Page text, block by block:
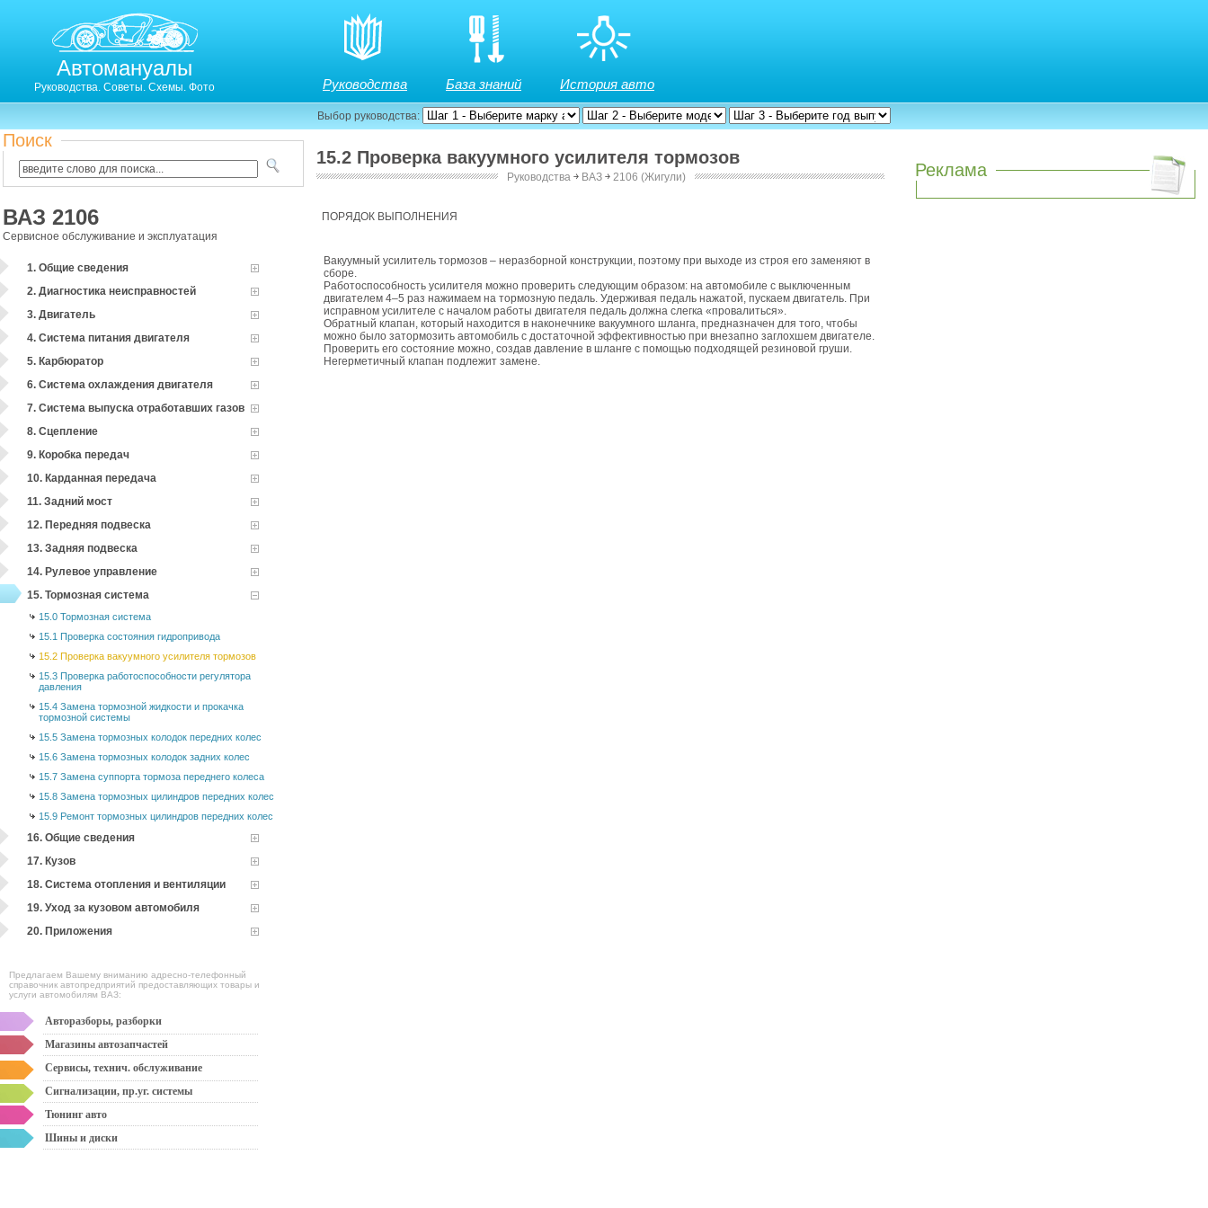
Автомануалы
Руководства. Советы. Схемы. Фото Руководства База знаний История авто
Выбор руководства:
Поиск
ВАЗ 2106
Сервисное обслуживание и эксплуатация
1. Общие сведения
2. Диагностика неисправностей
3. Двигатель
4. Система питания двигателя
5. Карбюратор
6. Система охлаждения двигателя
7. Система выпуска отработавших газов
8. Сцепление
9. Коробка передач
10. Карданная передача
11. Задний мост
12. Передняя подвеска
13. Задняя подвеска
14. Рулевое управление
15. Тормозная система
15.0 Тормозная система
15.1 Проверка состояния гидропривода
15.2 Проверка вакуумного усилителя тормозов
15.3 Проверка работоспособности регулятора
давления
15.4 Замена тормозной жидкости и прокачка
тормозной системы
15.5 Замена тормозных колодок передних колес
15.6 Замена тормозных колодок задних колес
15.7 Замена суппорта тормоза переднего колеса
15.8 Замена тормозных цилиндров передних колес
15.9 Ремонт тормозных цилиндров передних колес
16. Общие сведения
17. Кузов
18. Система отопления и вентиляции
19. Уход за кузовом автомобиля
20. Приложения
Предлагаем Вашему вниманию адресно-телефонный
справочник автопредприятий предоставляющих товары и
услуги автомобилям ВАЗ:
Авторазборы, разборки
Магазины автозапчастей
Сервисы, технич. обслуживание
Сигнализации, пр.уг. системы
Тюнинг авто
Шины и диски
15.2 Проверка вакуумного усилителя тормозов
Руководства ￫ ВАЗ ￫ 2106 (Жигули)
ПОРЯДОК ВЫПОЛНЕНИЯ
Вакуумный усилитель тормозов – неразборной конструкции, поэтому при выходе из строя его заменяют в
сборе.
Работоспособность усилителя можно проверить следующим образом: на автомобиле с выключенным
двигателем 4–5 раз нажимаем на тормозную педаль. Удерживая педаль нажатой, пускаем двигатель. При
исправном усилителе с началом работы двигателя педаль должна слегка «провалиться».
Обратный клапан, который находится в наконечнике вакуумного шланга, предназначен для того, чтобы
можно было затормозить автомобиль с достаточной эффективностью при внезапно заглохшем двигателе.
Проверить его состояние можно, создав давление в шланге с помощью подходящей резиновой груши.
Негерметичный клапан подлежит замене.
Реклама